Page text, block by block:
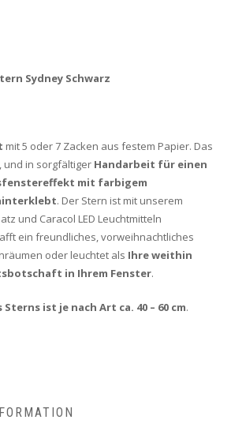
Sydney Schwarz
mit 5 oder 7 Zacken aus festem Papier. Das
und in sorgfältiger Handarbeit für einen
mit farbigem
. Der Stern ist mit unserem
und Caracol LED Leuchtmitteln
ein freundliches, vorweihnachtliches
oder leuchtet als Ihre weithin
in Ihrem Fenster.
Sterns ist je nach Art ca. 40 – 60 cm.